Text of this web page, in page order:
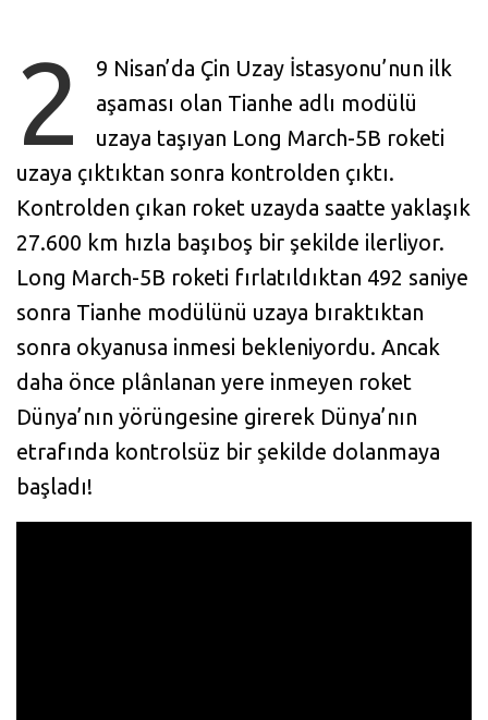
2
9 Nisan’da Çin Uzay İstasyonu’nun ilk
aşaması olan Tianhe adlı modülü
uzaya taşıyan Long March-5B roketi
uzaya çıktıktan sonra kontrolden çıktı.
Kontrolden çıkan roket uzayda saatte yaklaşık
27.600 km hızla başıboş bir şekilde ilerliyor.
Long March-5B roketi fırlatıldıktan 492 saniye
sonra Tianhe modülünü uzaya bıraktıktan
sonra okyanusa inmesi bekleniyordu. Ancak
daha önce plânlanan yere inmeyen roket
Dünya’nın yörüngesine girerek Dünya’nın
etrafında kontrolsüz bir şekilde dolanmaya
başladı!